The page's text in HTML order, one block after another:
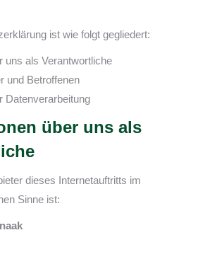
ist wie folgt gegliedert:
uns als Verantwortliche
und Betroffenen
Datenverarbeitung
über uns als
dieses Internetauftritts im
Sinne ist: